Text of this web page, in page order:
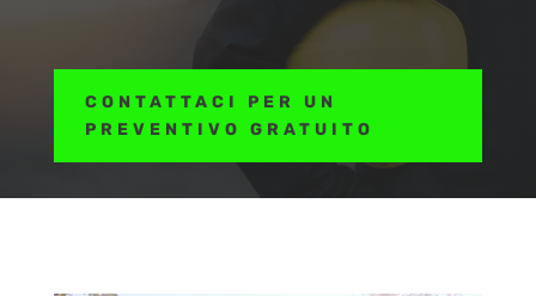
CONTATTACI PER UN
PREVENTIVO GRATUITO